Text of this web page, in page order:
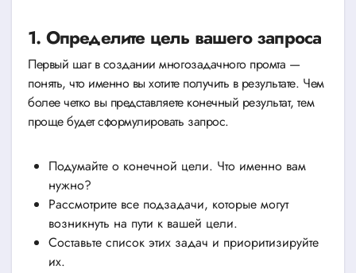
1. Определите цель вашего запроса
Первый шаг в создании многозадачного промта —
понять, что именно вы хотите получить в результате. Чем
более четко вы представляете конечный результат, тем
проще будет сформулировать запрос.
Подумайте о конечной цели. Что именно вам
нужно?
Рассмотрите все подзадачи, которые могут
возникнуть на пути к вашей цели.
Составьте список этих задач и приоритизируйте
их.